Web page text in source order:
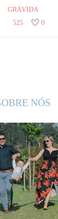
GRÁVIDA
525
0
NÓS